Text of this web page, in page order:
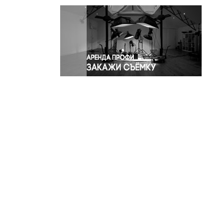
Светская жизнь
Спорт
Экология
Экономика и бизнес